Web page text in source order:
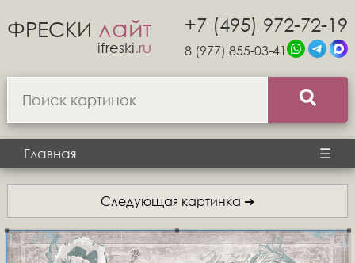
ФРЕСКИ лайт
ifreski.ru
+7 (495) 972-72-19
8 (977) 855-03-41
Главная ☰
Следующая картинка ➜